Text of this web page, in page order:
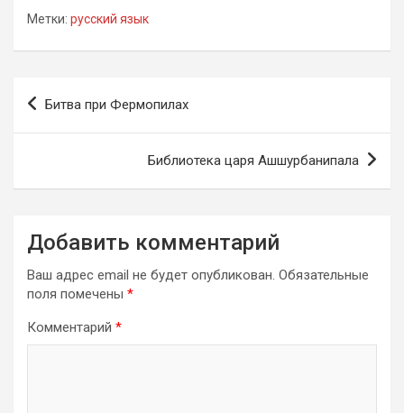
Метки: русский язык
Навигация
Битва при Фермопилах
Библиотека царя Ашшурбанипала
Добавить комментарий
Ваш адрес email не будет опубликован. Обязательные
поля помечены *
Комментарий *